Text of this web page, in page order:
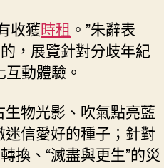
收獲時租 。”朱辭表
，展覽針對分歧年紀
動體驗。
物光影、吹氣點亮藍
信愛好的種子；針對
換、“滅盡與更生”的災